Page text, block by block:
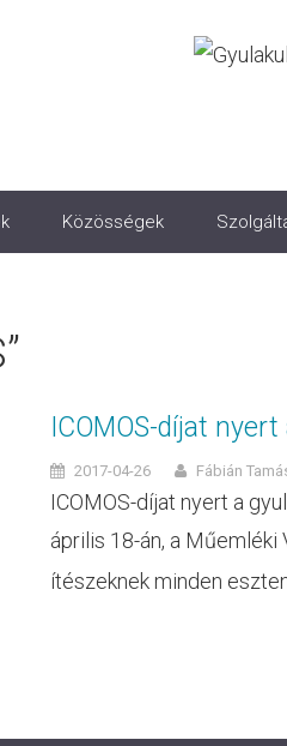
Közösségek
ICOMOS-díjat
2017-04-26 Fábián
ICOMOS-díjat nyert a
április 18-án, a Műemléki
ítészeknek minden